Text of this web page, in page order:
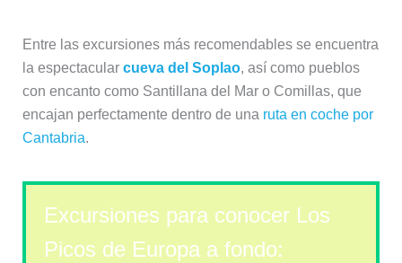
Entre las excursiones más recomendables se encuentra
la espectacular cueva del Soplao, así como pueblos
con encanto como Santillana del Mar o Comillas, que
encajan perfectamente dentro de una ruta en coche por
Cantabria.
Excursiones para conocer Los
Picos de Europa a fondo: